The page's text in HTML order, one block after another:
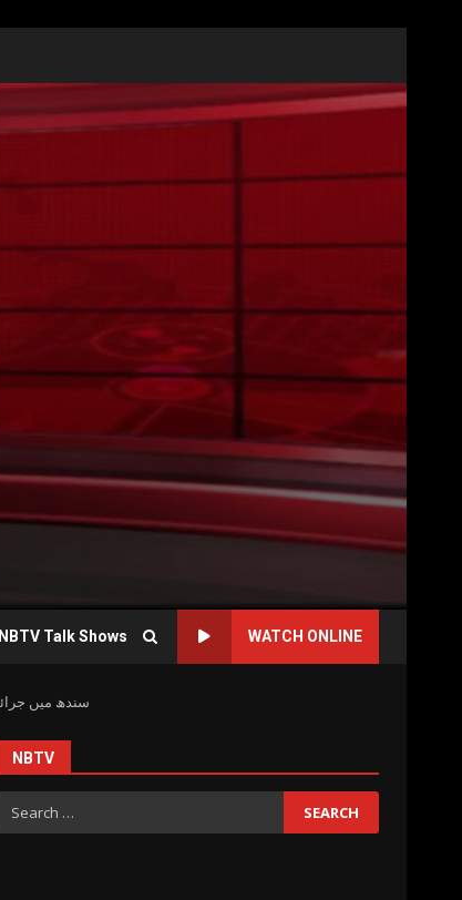
NBTV Talk Shows WATCH ONLINE
سندھ میں جرائم میں 40 فیصد اور دہشت گردی میں 80 فیصد کمی، امن و امان کے قیام میں نمایاں
NBTV
Search